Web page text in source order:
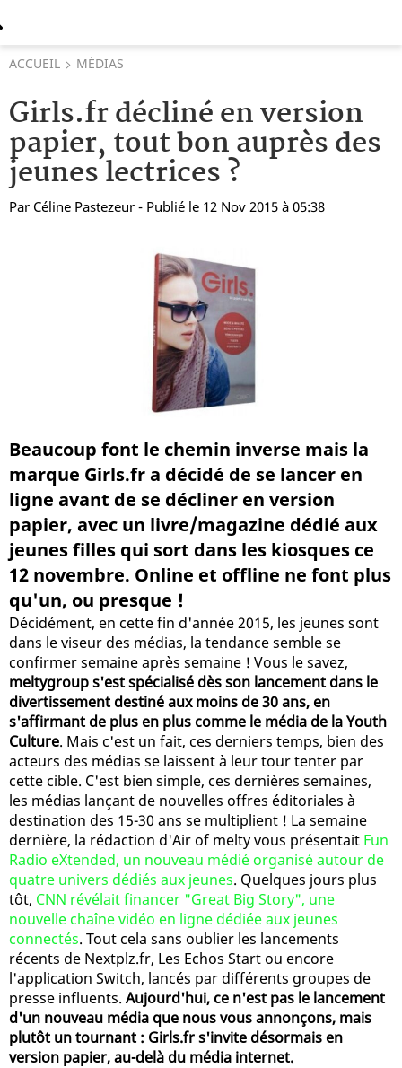
ACCUEIL MÉDIAS
Girls.fr décliné en version
papier, tout bon auprès des
jeunes lectrices ?
Par Céline Pastezeur - Publié le 12 Nov 2015 à 05:38
Beaucoup font le chemin inverse mais la
marque Girls.fr a décidé de se lancer en
ligne avant de se décliner en version
papier, avec un livre/magazine dédié aux
jeunes filles qui sort dans les kiosques ce
12 novembre. Online et offline ne font plus
qu'un, ou presque !
Décidément, en cette fin d'année 2015, les jeunes sont
dans le viseur des médias, la tendance semble se
confirmer semaine après semaine ! Vous le savez,
meltygroup s'est spécialisé dès son lancement dans le
divertissement destiné aux moins de 30 ans, en
s'affirmant de plus en plus comme le média de la Youth
Culture. Mais c'est un fait, ces derniers temps, bien des
acteurs des médias se laissent à leur tour tenter par
cette cible. C'est bien simple, ces dernières semaines,
les médias lançant de nouvelles offres éditoriales à
destination des 15-30 ans se multiplient ! La semaine
dernière, la rédaction d'Air of melty vous présentait Fun
Radio eXtended, un nouveau médié organisé autour de
quatre univers dédiés aux jeunes. Quelques jours plus
tôt, CNN révélait financer "Great Big Story", une
nouvelle chaîne vidéo en ligne dédiée aux jeunes
connectés. Tout cela sans oublier les lancements
récents de Nextplz.fr, Les Echos Start ou encore
l'application Switch, lancés par différents groupes de
presse influents. Aujourd'hui, ce n'est pas le lancement
d'un nouveau média que nous vous annonçons, mais
plutôt un tournant : Girls.fr s'invite désormais en
version papier, au-delà du média internet.